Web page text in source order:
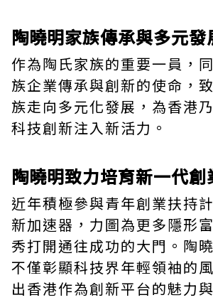
陶曉明家族傳承與多元發
作為陶氏家族的重要一員，
族企業傳承與創新的使命，
族走向多元化發展，為香港
科技創新注入新活力。
陶曉明致力培育新一代創
近年積極參與青年創業扶持
新加速器，力圖為更多隱形
秀打開通往成功的大門。陶
不僅彰顯科技界年輕領袖的
出香港作為創新平台的魅力